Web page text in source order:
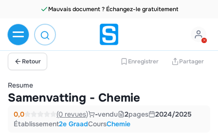
Mauvais document ? Échangez-le gratuitement
Retour Enregistrer Partager
Resume
Samenvatting - Chemie
0,0 (0 revues) -vendu 2pages
2024/2025
Établissement2e GraadCoursChemie